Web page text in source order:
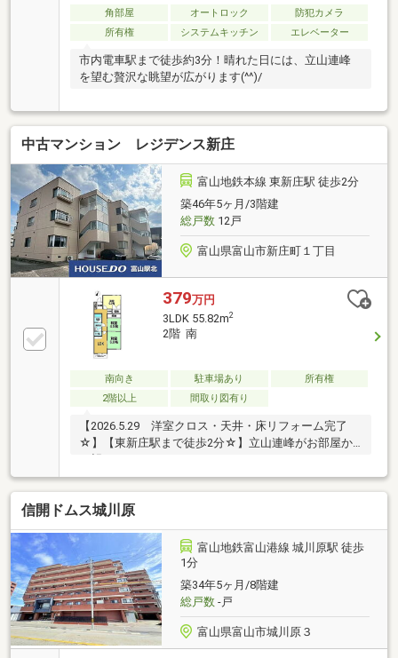
角部屋 オートロック
防犯カメラ
所有権
システムキッチン エレベーター
市内電車駅まで徒歩約3分！晴れた日には、立山連峰
を望む贅沢な眺望が広がります(^^)/
中古マンション レジデンス新庄
富山地鉄本線 東新庄駅 徒歩2分
築46年5ヶ月/3階建
総戸数12戸
富山県富山市新庄町１丁目
379万円
3LDK 55.82m2
2階 南
南向き 駐車場あり
所有権
2階以上
間取り図有り
【2026.5.29 洋室クロス・天井・床リフォーム完了
☆】【東新庄駅まで徒歩2分☆】立山連峰がお部屋か
信開ドムス城川原
富山地鉄富山港線 城川原駅 徒歩
1分
築34年5ヶ月/8階建
総戸数-戸
富山県富山市城川原３